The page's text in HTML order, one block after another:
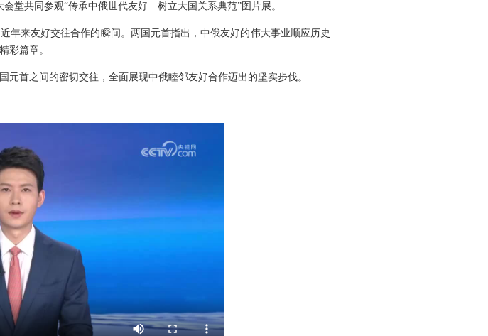
堂共同参观“传承中俄世代友好 树立大国关系典范”图片展。
年来友好交往合作的瞬间。两国元首指出，中俄友好的伟大事业顺应历史
彩篇章。
首之间的密切交往，全面展现中俄睦邻友好合作迈出的坚实步伐。